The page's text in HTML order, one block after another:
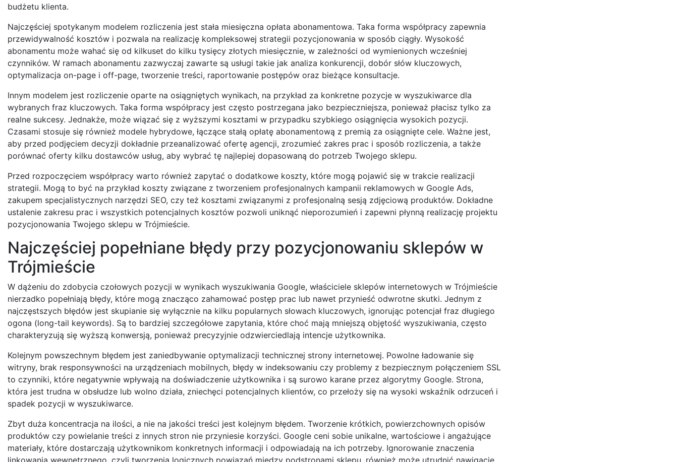
budżetu klienta.
Najczęściej spotykanym modelem rozliczenia jest stała miesięczna opłata abonamentowa. Taka forma współpracy zapewnia
przewidywalność kosztów i pozwala na realizację kompleksowej strategii pozycjonowania w sposób ciągły. Wysokość
abonamentu może wahać się od kilkuset do kilku tysięcy złotych miesięcznie, w zależności od wymienionych wcześniej
czynników. W ramach abonamentu zazwyczaj zawarte są usługi takie jak analiza konkurencji, dobór słów kluczowych,
optymalizacja on-page i off-page, tworzenie treści, raportowanie postępów oraz bieżące konsultacje.
Innym modelem jest rozliczenie oparte na osiągniętych wynikach, na przykład za konkretne pozycje w wyszukiwarce dla
wybranych fraz kluczowych. Taka forma współpracy jest często postrzegana jako bezpieczniejsza, ponieważ płacisz tylko za
realne sukcesy. Jednakże, może wiązać się z wyższymi kosztami w przypadku szybkiego osiągnięcia wysokich pozycji.
Czasami stosuje się również modele hybrydowe, łączące stałą opłatę abonamentową z premią za osiągnięte cele. Ważne jest,
aby przed podjęciem decyzji dokładnie przeanalizować ofertę agencji, zrozumieć zakres prac i sposób rozliczenia, a także
porównać oferty kilku dostawców usług, aby wybrać tę najlepiej dopasowaną do potrzeb Twojego sklepu.
Przed rozpoczęciem współpracy warto również zapytać o dodatkowe koszty, które mogą pojawić się w trakcie realizacji
strategii. Mogą to być na przykład koszty związane z tworzeniem profesjonalnych kampanii reklamowych w Google Ads,
zakupem specjalistycznych narzędzi SEO, czy też kosztami związanymi z profesjonalną sesją zdjęciową produktów. Dokładne
ustalenie zakresu prac i wszystkich potencjalnych kosztów pozwoli uniknąć nieporozumień i zapewni płynną realizację projektu
pozycjonowania Twojego sklepu w Trójmieście.
Najczęściej popełniane błędy przy pozycjonowaniu sklepów w
Trójmieście
W dążeniu do zdobycia czołowych pozycji w wynikach wyszukiwania Google, właściciele sklepów internetowych w Trójmieście
nierzadko popełniają błędy, które mogą znacząco zahamować postęp prac lub nawet przynieść odwrotne skutki. Jednym z
najczęstszych błędów jest skupianie się wyłącznie na kilku popularnych słowach kluczowych, ignorując potencjał fraz długiego
ogona (long-tail keywords). Są to bardziej szczegółowe zapytania, które choć mają mniejszą objętość wyszukiwania, często
charakteryzują się wyższą konwersją, ponieważ precyzyjnie odzwierciedlają intencje użytkownika.
Kolejnym powszechnym błędem jest zaniedbywanie optymalizacji technicznej strony internetowej. Powolne ładowanie się
witryny, brak responsywności na urządzeniach mobilnych, błędy w indeksowaniu czy problemy z bezpiecznym połączeniem SSL
to czynniki, które negatywnie wpływają na doświadczenie użytkownika i są surowo karane przez algorytmy Google. Strona,
która jest trudna w obsłudze lub wolno działa, zniechęci potencjalnych klientów, co przełoży się na wysoki wskaźnik odrzuceń i
spadek pozycji w wyszukiwarce.
Zbyt duża koncentracja na ilości, a nie na jakości treści jest kolejnym błędem. Tworzenie krótkich, powierzchownych opisów
produktów czy powielanie treści z innych stron nie przyniesie korzyści. Google ceni sobie unikalne, wartościowe i angażujące
materiały, które dostarczają użytkownikom konkretnych informacji i odpowiadają na ich potrzeby. Ignorowanie znaczenia
linkowania wewnętrznego, czyli tworzenia logicznych powiązań między podstronami sklepu, również może utrudnić nawigację